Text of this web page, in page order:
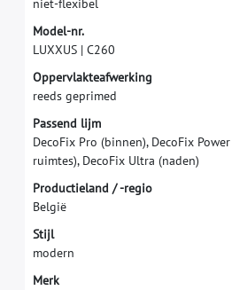
niet-fexibel
Model-nr.
LUXXUS | C260
Oppervlakteafwerking
reeds geprimed
Passend lijm
DecoFix Pro (binnen), DecoFix Power
ruimtes), DecoFix Ultra (naden)
Productieland /-regio
België
Stijl
modern
Merk